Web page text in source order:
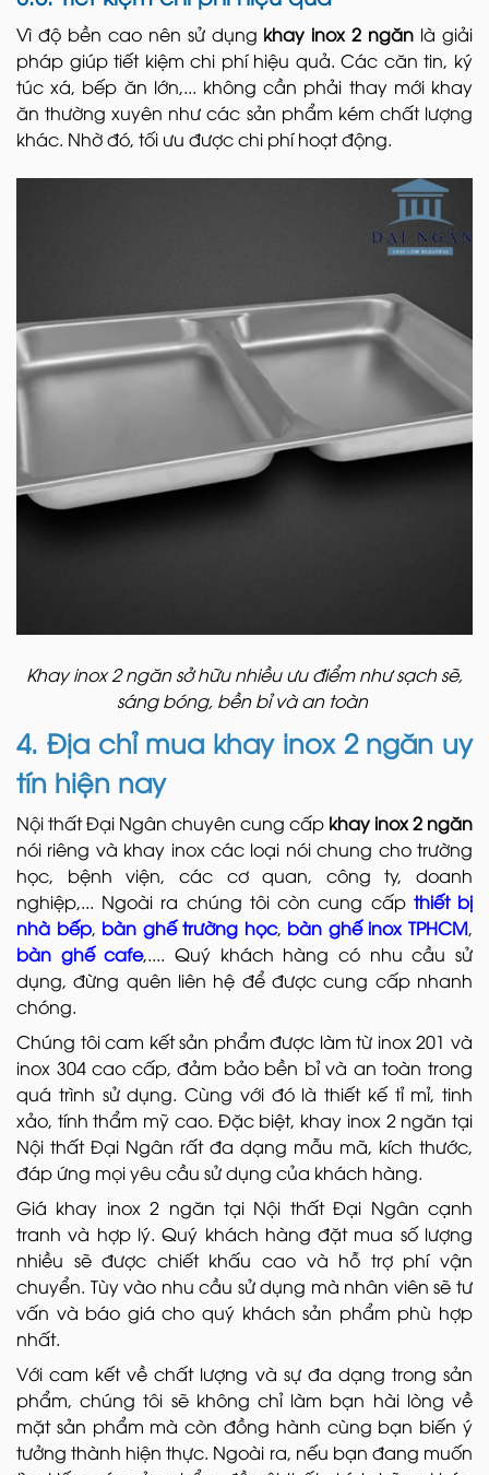
Vì độ bền cao nên sử dụng khay inox 2 ngăn là giải
pháp giúp tiết kiệm chi phí hiệu quả. Các căn tin, ký
túc xá, bếp ăn lớn,... không cần phải thay mới khay
ăn thường xuyên như các sản phẩm kém chất lượng
khác. Nhờ đó, tối ưu được chi phí hoạt động.
Khay inox 2 ngăn sở hữu nhiều ưu điểm như sạch sẽ,
sáng bóng, bền bỉ và an toàn
4. Địa chỉ mua khay inox 2 ngăn uy
tín hiện nay
Nội thất Đại Ngân chuyên cung cấp khay inox 2 ngăn
nói riêng và khay inox các loại nói chung cho trường
học, bệnh viện, các cơ quan, công ty, doanh
nghiệp,... Ngoài ra chúng tôi còn cung cấp thiết bị
nhà bếp, bàn ghế trường học, bàn ghế inox TPHCM,
bàn ghế cafe,.... Quý khách hàng có nhu cầu sử
dụng, đừng quên liên hệ để được cung cấp nhanh
chóng.
Chúng tôi cam kết sản phẩm được làm từ inox 201 và
inox 304 cao cấp, đảm bảo bền bỉ và an toàn trong
quá trình sử dụng. Cùng với đó là thiết kế tỉ mỉ, tinh
xảo, tính thẩm mỹ cao. Đặc biệt, khay inox 2 ngăn tại
Nội thất Đại Ngân rất đa dạng mẫu mã, kích thước,
đáp ứng mọi yêu cầu sử dụng của khách hàng.
Giá khay inox 2 ngăn tại Nội thất Đại Ngân cạnh
tranh và hợp lý. Quý khách hàng đặt mua số lượng
nhiều sẽ được chiết khấu cao và hỗ trợ phí vận
chuyển. Tùy vào nhu cầu sử dụng mà nhân viên sẽ tư
vấn và báo giá cho quý khách sản phẩm phù hợp
nhất.
Với cam kết về chất lượng và sự đa dạng trong sản
phẩm, chúng tôi sẽ không chỉ làm bạn hài lòng về
mặt sản phẩm mà còn đồng hành cùng bạn biến ý
tưởng thành hiện thực. Ngoài ra, nếu bạn đang muốn